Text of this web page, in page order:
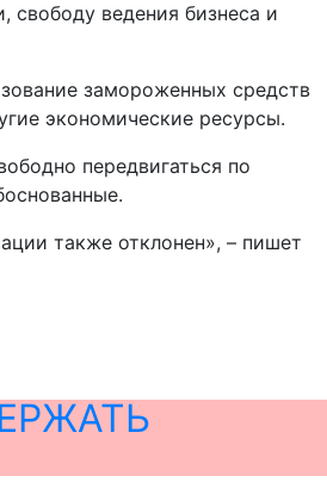
свободу ведения бизнеса и
замороженных средств
экономические ресурсы.
передвигаться по
также отклонен», – пишет